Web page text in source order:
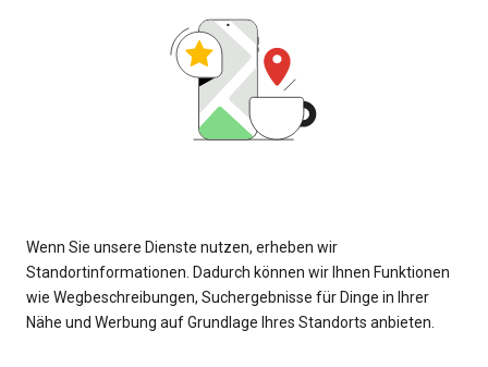
Wenn Sie unsere Dienste nutzen, erheben wir
Standortinformationen. Dadurch können wir Ihnen Funktionen
wie Wegbeschreibungen, Suchergebnisse für Dinge in Ihrer
Nähe und Werbung auf Grundlage Ihres Standorts anbieten.